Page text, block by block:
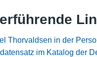
Thorvaldsen in der
im Katalog der